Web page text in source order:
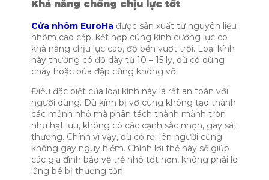
Khả năng chống chịu lực tốt
Cửa nhôm EuroHađược sản xuất từ nguyên liệu
nhôm cao cấp, kết hợp cùng kính cường lực có
khả năng chịu lực cao, độ bền vượt trội. Loại kính
này thường có độ dày từ 10 – 15 ly, dù có dùng
chày hoặc búa đập cũng không vỡ.
Điều đặc biệt của loại kính này là rất an toàn với
người dùng. Dù kính bị vỡ cũng không tạo thành
các mảnh nhỏ mà phân tách thành mảnh tròn
như hạt lưu, không có các cạnh sắc nhọn, gây sát
thương. Chính vì vậy, dù có rơi lên người cũng
không gây nguy hiểm. Chính lợi thế này sẽ giúp
các gia đình bảo vệ trẻ nhỏ tốt hơn, không phải lo
lắng bé bị thương tổn.